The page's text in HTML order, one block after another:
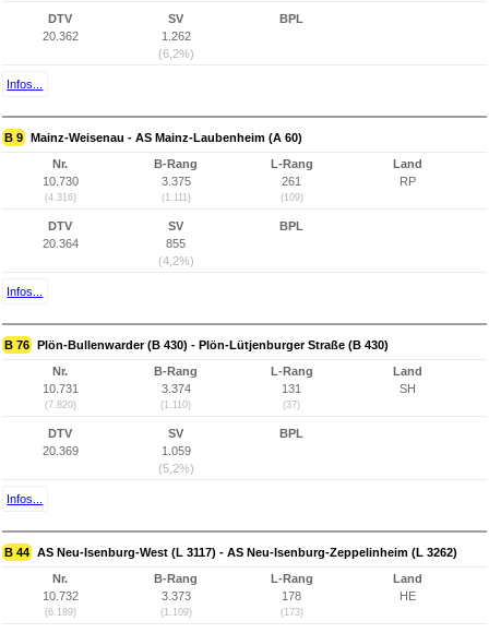
DTV
20.362
SV
1.262
(6,2%)
BPL
Infos...
B 9 Mainz-Weisenau - AS Mainz-Laubenheim (A 60)
Nr.
10.730
(4.316)
B-Rang
3.375
(1.111)
L-Rang
261
(109)
Land
RP
DTV
20.364
SV
855
(4,2%)
BPL
Infos...
B 76 Plön-Bullenwarder (B 430) - Plön-Lütjenburger Straße (B 430)
Nr.
10.731
(7.820)
B-Rang
3.374
(1.110)
L-Rang
131
(37)
Land
SH
DTV
20.369
SV
1.059
(5,2%)
BPL
Infos...
B 44 AS Neu-Isenburg-West (L 3117) - AS Neu-Isenburg-Zeppelinheim (L 3262)
Nr.
10.732
(6.189)
B-Rang
3.373
(1.109)
L-Rang
178
(173)
Land
HE